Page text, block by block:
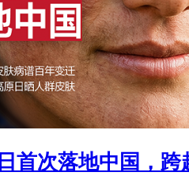
首次落地中国，